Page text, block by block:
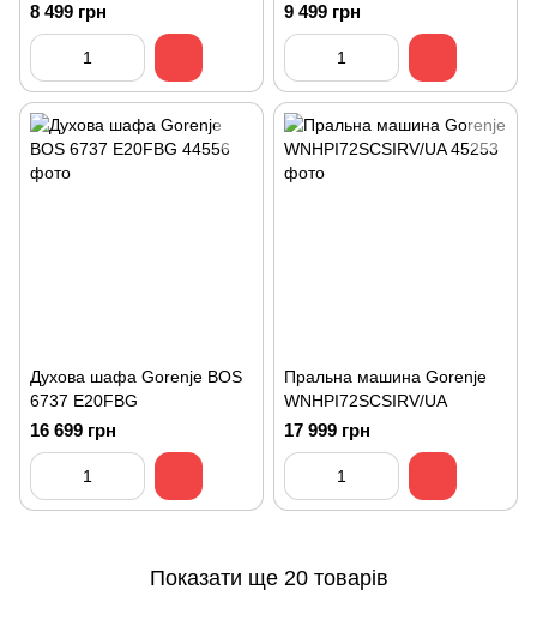
8 499 грн 9 499 грн
Духова шафа Gorenje BOS
6737 E20FBG
16 699 грн
Пральна машина Gorenje
WNHPI72SCSIRV/UA
17 999 грн
Показати ще 20 товарів